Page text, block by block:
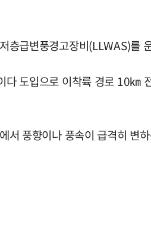
층급변풍경고장비(LLWAS)를
다 도입으로 이착륙 경로 10㎞
서 풍향이나 풍속이 급격히 변